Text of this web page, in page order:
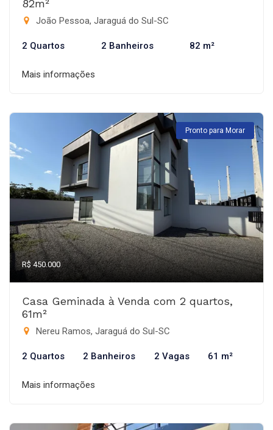
82m²
João Pessoa, Jaraguá do Sul-SC
2 Quartos 2 Banheiros 82 m²
Mais informações
Pronto para Morar
R$ 450.000
Casa Geminada à Venda com 2 quartos,
61m²
Nereu Ramos, Jaraguá do Sul-SC
2 Quartos 2 Banheiros 2 Vagas 61 m²
Mais informações